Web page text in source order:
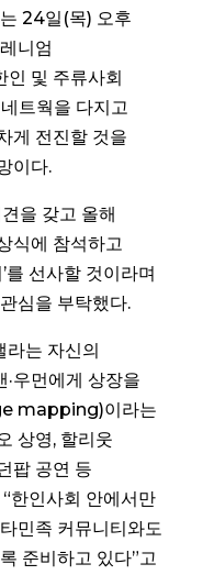
24일(목) 오후
니엄
인 및 주류사회
트웍을 다지고
게 전진할 것을
이다.
을 갖고 올해
식에 참석하고
를 선사할 것이라며
심을 부탁했다.
라는 자신의
우먼에게 상장을
mapping)이라는
상영, 할리웃
팝 공연 등
한인사회 안에서만
민족 커뮤니티와도
준비하고 있다”고